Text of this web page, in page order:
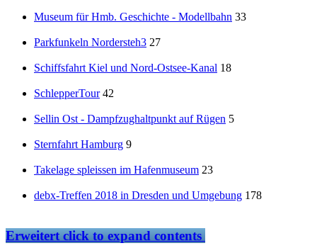
Museum für Hmb. Geschichte - Modellbahn 33
Parkfunkeln Nordersteh3 27
Schiffsfahrt Kiel und Nord-Ostsee-Kanal 18
SchlepperTour 42
Sellin Ost - Dampfzughaltpunkt auf Rügen 5
Sternfahrt Hamburg 9
Takelage spleissen im Hafenmuseum 23
debx-Treffen 2018 in Dresden und Umgebung 178
Erweitertclick to expand contents